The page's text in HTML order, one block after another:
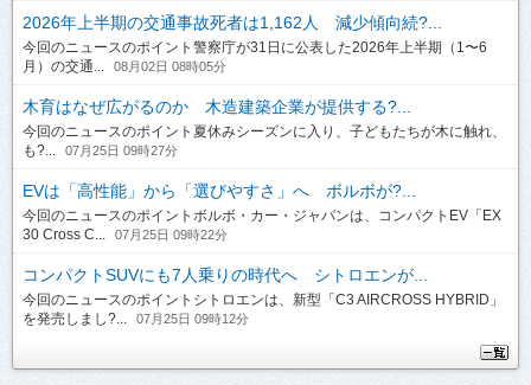
2026年上半期の交通事故死者は1,162人 減少傾向続?...
今回のニュースのポイント警察庁が31日に公表した2026年上半期（1〜6
月）の交通...
08月02日 08時05分
木育はなぜ広がるのか 木造建築企業が提供する?...
今回のニュースのポイント夏休みシーズンに入り、子どもたちが木に触れ、
も?...
07月25日 09時27分
EVは「高性能」から「選びやすさ」へ ボルボが?...
今回のニュースのポイントボルボ・カー・ジャパンは、コンパクトEV「EX
30 Cross C...
07月25日 09時22分
コンパクトSUVにも7人乗りの時代へ シトロエンが...
今回のニュースのポイントシトロエンは、新型「C3 AIRCROSS HYBRID」
を発売しまし?...
07月25日 09時12分